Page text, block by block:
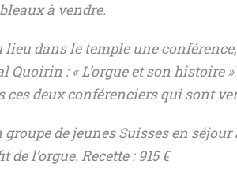
à vendre.
lieu dans le temple une
Quoirin : « L’orgue et son histoire
ces deux conférenciers qui sont
de jeunes Suisses en
l’orgue. Recette : 915 €